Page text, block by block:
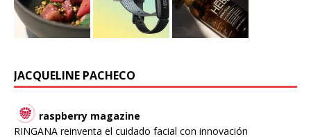
JACQUELINE PACHECO
raspberry magazine
RINGANA reinventa el cuidado facial con innovación